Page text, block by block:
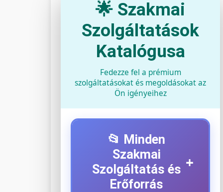
🌟 Szakmai
Szolgáltatások
Katalógusa
Fedezze fel a prémium
szolgáltatásokat és megoldásokat az
Ön igényeihez
📂 Minden
Szakmai
Szolgáltatás és
Erőforrás
+